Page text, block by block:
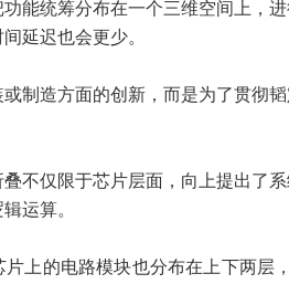
能统筹分布在一个三维空间上，
延迟也会更少。
制造方面的创新，而是为了贯彻
不仅限于芯片层面，向上提出了
运算。
上的电路模块也分布在上下两层